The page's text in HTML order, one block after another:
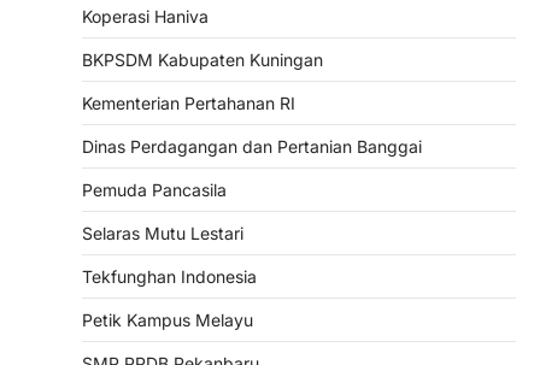
Koperasi Haniva
BKPSDM Kabupaten Kuningan
Kementerian Pertahanan RI
Dinas Perdagangan dan Pertanian Banggai
Pemuda Pancasila
Selaras Mutu Lestari
Tekfunghan Indonesia
Petik Kampus Melayu